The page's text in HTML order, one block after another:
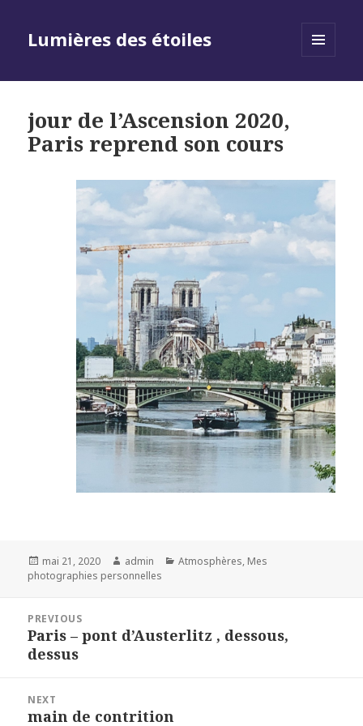
Lumières des étoiles
jour de l’Ascension 2020,
Paris reprend son cours
Posted
on
mai 21, 2020 Author
admin Categories
Atmosphères, Mes
photographies personnelles
l’article
PREVIOUS
Previous
post:
Paris – pont d’Austerlitz , dessous,
dessus
NEXT
Next
main de contrition